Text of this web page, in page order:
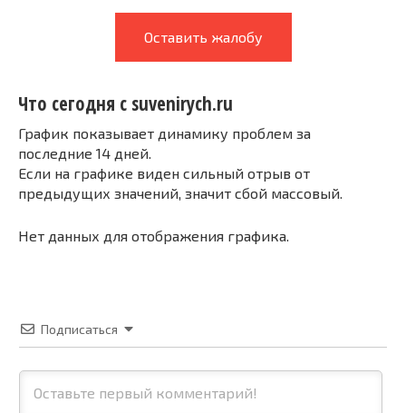
Оставить жалобу
Что сегодня с suvenirych.ru
График показывает динамику проблем за
последние 14 дней.
Если на графике виден сильный отрыв от
предыдущих значений, значит сбой массовый.
Нет данных для отображения графика.
Подписаться